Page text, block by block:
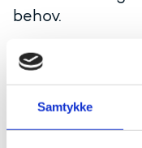
Samtykke
behov.
Som et led i at
industri- og
afprøve nye
og